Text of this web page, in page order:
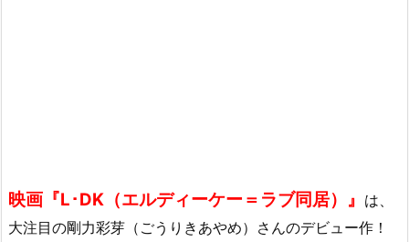
映画『L･DK（エルディーケー＝ラブ同居）』 は、
大注目の剛力彩芽（ごうりきあやめ）さんのデビュー作！